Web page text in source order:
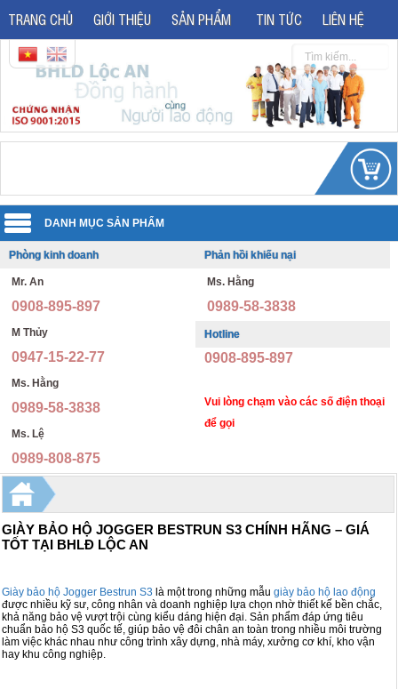
TRANG CHỦ GIỚI THIỆU SẢN PHẨM TIN TỨC LIÊN HỆ
GIÀY BẢO HỘ JOGGER BESTRUN S3 CHÍNH HÃNG – GIÁ
TỐT TẠI BHLĐ LỘC AN
Giày bảo hộ Jogger Bestrun S3 là một trong những mẫu giày bảo hộ lao động
được nhiều kỹ sư, công nhân và doanh nghiệp lựa chọn nhờ thiết kế bền chắc,
khả năng bảo vệ vượt trội cùng kiểu dáng hiện đại. Sản phẩm đáp ứng tiêu
chuẩn bảo hộ S3 quốc tế, giúp bảo vệ đôi chân an toàn trong nhiều môi trường
làm việc khác nhau như công trình xây dựng, nhà máy, xưởng cơ khí, kho vận
hay khu công nghiệp.
Quần áo đồng phục
Đồng phục văn phòng
Đồng phục bảo vệ thông tư 08
Đồng phục y tế
Quần áo phòng dịch, y tế, phòng sạch
Đồng phục học sinh
Đồng phục nhà hàng, khách sạn, spa
Trang phục quân đội
Trang phục bảo vệ an ninh
Đồng phục áo thun
Giày bảo hộ lao động
Giày bảo hộ nhập khẩu
Nón bảo hộ lao động
Ủng bảo hộ lao động
Kính bảo hộ lao động, mặt nạ hàn, kính hàn
Áo mưa cao cấp
Găng tay bảo hộ
Hàng tặng phẩm
Ba lô túi xách
Phòng kinh doanh
Mr. An
0908-895-897
M Thủy
0947-15-22-77
Ms. Hằng
0989-58-3838
Ms. Lệ
0989-808-875
Phản hồi khiếu nại
Ms. Hằng
0989-58-3838
Hotline
0908-895-897
Vui lòng chạm vào các số điện thoại
để gọi